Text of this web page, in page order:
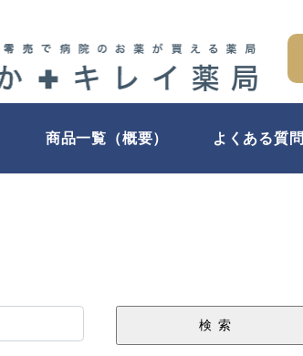
商品一覧（概要） よくある質問